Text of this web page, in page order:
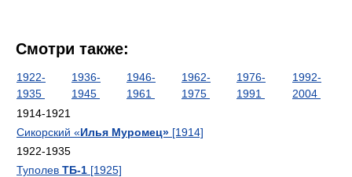
Смотри также:
1922-
1935
1936-
1945
1946-
1961
1962-
1975
1976-
1991
1992-
2004
1914-1921
Сикорский «Илья Муромец» [1914]
1922-1935
Туполев ТБ-1 [1925]